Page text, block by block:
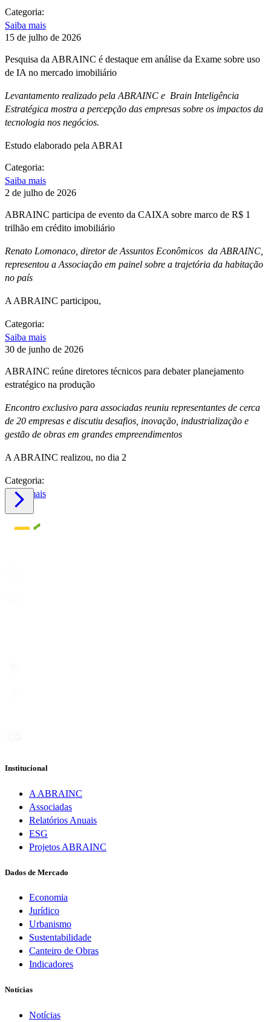
Categoria:
Saiba mais
15 de julho de 2026
Pesquisa da ABRAINC é destaque em análise da Exame sobre uso
de IA no mercado imobiliário
Levantamento realizado pela ABRAINC e Brain Inteligência
Estratégica mostra a percepção das empresas sobre os impactos da
tecnologia nos negócios.
Estudo elaborado pela ABRAI
Categoria:
Saiba mais
2 de julho de 2026
ABRAINC participa de evento da CAIXA sobre marco de R$ 1
trilhão em crédito imobiliário
Renato Lomonaco, diretor de Assuntos Econômicos da ABRAINC,
representou a Associação em painel sobre a trajetória da habitação
no país
A ABRAINC participou,
Categoria:
Saiba mais
30 de junho de 2026
ABRAINC reúne diretores técnicos para debater planejamento
estratégico na produção
Encontro exclusivo para associadas reuniu representantes de cerca
de 20 empresas e discutiu desafios, inovação, industrialização e
gestão de obras em grandes empreendimentos
A ABRAINC realizou, no dia 2
Categoria:
Saiba mais

Institucional
A ABRAINC
Associadas
Relatórios Anuais
ESG
Projetos ABRAINC
Dados de Mercado
Economia
Jurídico
Urbanismo
Sustentabilidade
Canteiro de Obras
Indicadores
Notícias
Notícias